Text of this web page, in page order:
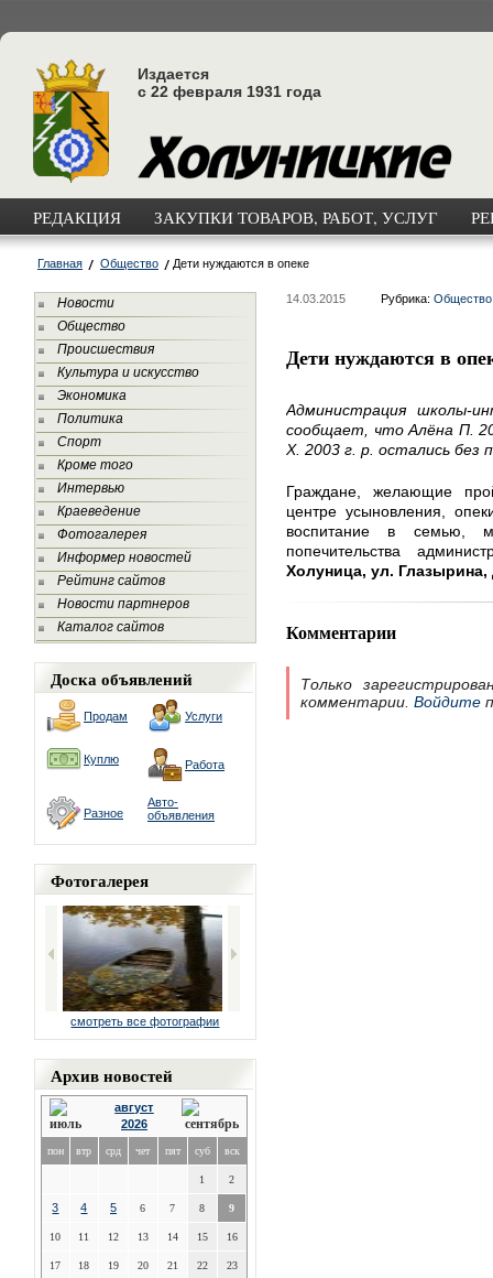
Издается
с 22 февраля 1931 года
РЕДАКЦИЯ ЗАКУПКИ ТОВАРОВ, РАБОТ, УСЛУГ
Главная Общество Дети нуждаются в опеке
Новости
Общество
Происшествия
Культура и искусство
Экономика
Политика
Спорт
Кроме того
Интервью
Краеведение
Фотогалерея
Информер новостей
Рейтинг сайтов
Новости партнеров
Каталог сайтов
Доска объявлений
Продам Услуги
Куплю Работа
Разное
Авто-
объявления
Фотогалерея
смотреть все фотографии
Архив новостей
август
2026
пон втр срд чет пят суб вск
1 2
3 4 5 6 7 8 9
10 11 12 13 14 15 16
17 18 19 20 21 22 23
14.03.2015 Рубрика: Общество
Дети нуждаются в
Администрация школы-
сообщает, что Алёна П.
Х. 2003 г. р. остались без
Граждане, желающие
центре усыновления,
воспитание в семью,
попечительства
Холуница, ул. Глазырина,
Комментарии
Только
комментарии. Войдите